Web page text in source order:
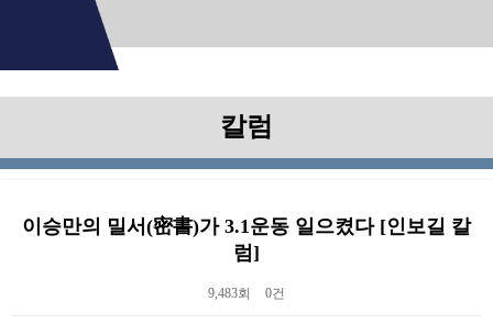
칼럼
이승만의 밀서(密書)가 3.1운동 일으켰다 [인보길 칼
럼]
9,483회 0건